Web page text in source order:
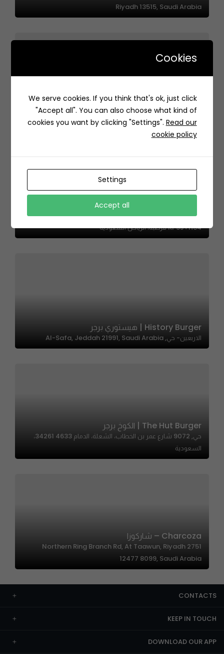
Riyadh 13515, Saudi Arabia
Probread | الخباز المحترف
السعودية
شيفز سبون | Chef’s Spoon
RP9J+H64 قرطبة، الرياض السعودية
History Burger | هيستوري برجر
الاربعين- حي, Al-Safa, Jeddah 21991, Saudi Arabia
The Hut Burger | الكوخ برجر
حي, 9072 شارع عمر بن الخطاب، الشعلة، الدمام 34261 4633،
السعودية
Charcoza – شاركوزا
2751 Northern Ring Branch Rd, At Taawun, Riyadh
12477 8099, Saudi Arabia
CONTACTS
KEEP IN TOUCH
DOWNLOAD OUR APP
Cookies
We serve cookies. If you think that's ok, just click
"Accept all". You can also choose what kind of
cookies you want by clicking "Settings". Read our
cookie policy
Settings
Accept all